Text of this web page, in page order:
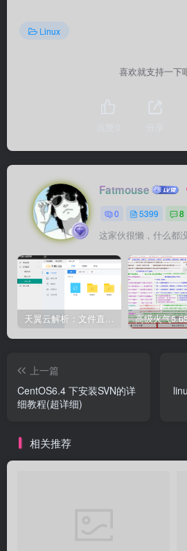
Linux
喜欢就支持一下
Fatmouse
0 5399 8
这家伙很懒，什么都
天翼云解析：文件直链获取源码 高级火气
上一篇
CentOS6.4 下安装SVN的详
细教程(超详细)
相关推荐